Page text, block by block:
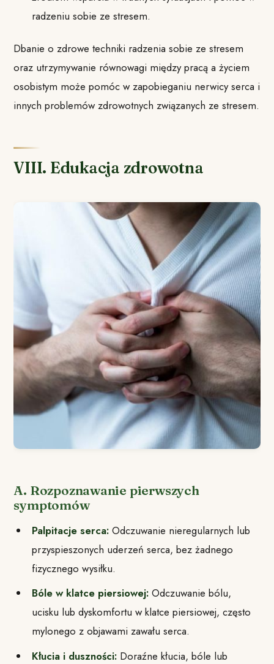
radzeniu sobie ze stresem.
Dbanie o zdrowe techniki radzenia sobie ze stresem
oraz utrzymywanie równowagi między pracą a życiem
osobistym może pomóc w zapobieganiu nerwicy serca i
innych problemów zdrowotnych związanych ze stresem.
VIII. Edukacja zdrowotna
A. Rozpoznawanie pierwszych
symptomów
Palpitacje serca: Odczuwanie nieregularnych lub
przyspieszonych uderzeń serca, bez żadnego
fizycznego wysiłku.
Bóle w klatce piersiowej: Odczuwanie bólu,
ucisku lub dyskomfortu w klatce piersiowej, często
mylonego z objawami zawału serca.
Kłucia i duszności: Doraźne kłucia, bóle lub